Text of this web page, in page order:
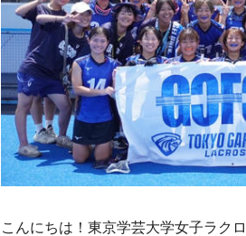
こんにちは！東京学芸大学女子ラク